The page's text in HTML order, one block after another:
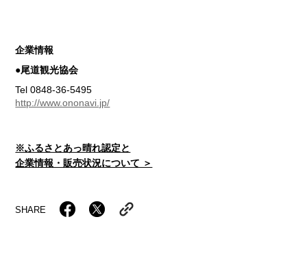
企業情報
●尾道観光協会
Tel 0848-36-5495
http://www.ononavi.jp/
※ふるさとあっ晴れ認定と
企業情報・販売状況について ＞
SHARE